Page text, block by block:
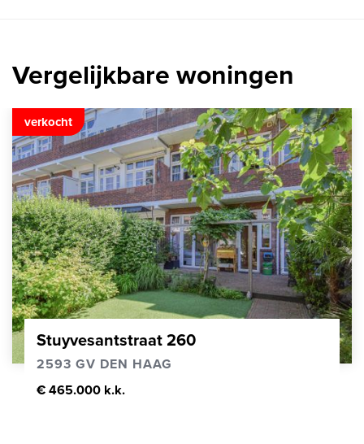
Vergelijkbare woningen
verkocht
Stuyvesantstraat 260
2593 GV DEN HAAG
€ 465.000 k.k.